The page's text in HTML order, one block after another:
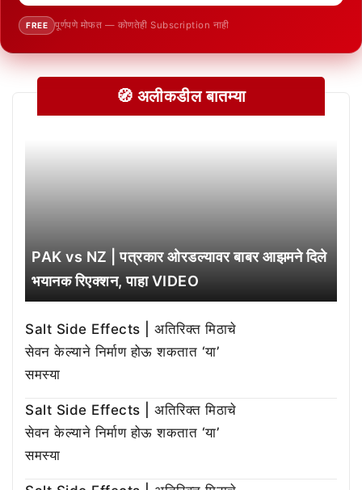
FREE पूर्णपणे मोफत — कोणतेही Subscription नाही
🧭 अलीकडील बातम्या
PAK vs NZ | पत्रकार ओरडल्यावर बाबर आझमने दिले
भयानक रिएक्शन, पाहा VIDEO
Salt Side Effects | अतिरिक्त मिठाचे
सेवन केल्याने निर्माण होऊ शकतात ‘या’
समस्या
Salt Side Effects | अतिरिक्त मिठाचे
सेवन केल्याने निर्माण होऊ शकतात ‘या’
समस्या